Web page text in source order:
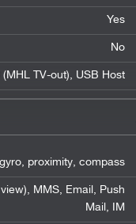
Yes
No
TV-out), USB Host
proximity, compass
MMS, Email, Push
Mail, IM